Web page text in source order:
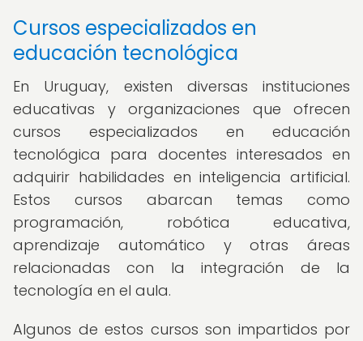
Cursos especializados en
educación tecnológica
En Uruguay, existen diversas instituciones
educativas y organizaciones que ofrecen
cursos especializados en educación
tecnológica para docentes interesados en
adquirir habilidades en inteligencia artificial.
Estos cursos abarcan temas como
programación, robótica educativa,
aprendizaje automático y otras áreas
relacionadas con la integración de la
tecnología en el aula.
Algunos de estos cursos son impartidos por